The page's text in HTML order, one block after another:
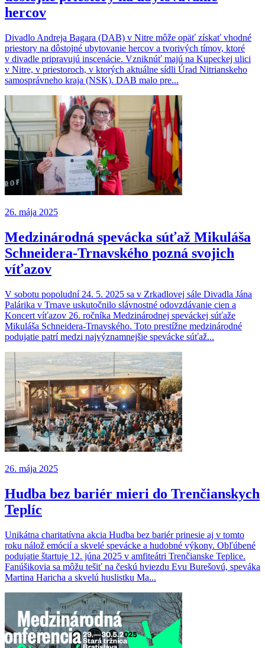
hercov
Divadlo Andreja Bagara (DAB) v Nitre môže opäť získať vhodné
priestory na dôstojné ubytovanie hercov a tvorivých tímov, ktoré
v divadle pripravujú inscenácie. Vzniknúť majú na Kupeckej ulici
v Nitre, v priestoroch, v ktorých aktuálne sídli Úrad Nitrianskeho
samosprávneho kraja (NSK). DAB malo pre...
26. mája 2025
Medzinárodná spevácka súťaž Mikuláša
Schneidera-Trnavského pozná svojich
víťazov
V sobotu popoludní 24. 5. 2025 sa v Zrkadlovej sále Divadla Jána
Palárika v Trnave uskutočnilo slávnostné odovzdávanie cien a
Koncert víťazov 26. ročníka Medzinárodnej speváckej súťaže
Mikuláša Schneidera-Trnavského. Toto prestížne medzinárodné
podujatie patrí medzi najvýznamnejšie spevácke súťaž...
26. mája 2025
Hudba bez bariér mieri do Trenčianskych
Teplíc
Unikátna charitatívna akcia Hudba bez bariér prinesie aj v tomto
roku nálož emócií a skvelé spevácke a hudobné výkony. Obľúbené
podujatie štartuje 12. júna 2025 v amfiteátri Trenčianske Teplice.
Fanúšikovia sa môžu tešiť na českú hviezdu Evu Burešovú, speváka
Martina Haricha a skvelú huslistku Ma...